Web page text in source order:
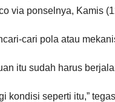
via ponselnya, Kamis
cari pola atau
itu sudah harus
kondisi seperti itu,”